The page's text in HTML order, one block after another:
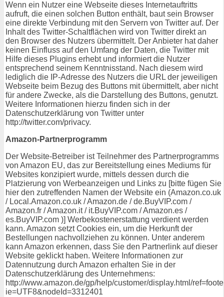
Wenn ein Nutzer eine Webseite dieses Internetauftritts
aufruft, die einen solchen Button enthält, baut sein Browser
eine direkte Verbindung mit den Servern von Twitter auf. Der
Inhalt des Twitter-Schaltflächen wird von Twitter direkt an
den Browser des Nutzers übermittelt. Der Anbieter hat daher
keinen Einfluss auf den Umfang der Daten, die Twitter mit
Hilfe dieses Plugins erhebt und informiert die Nutzer
entsprechend seinem Kenntnisstand. Nach diesem wird
lediglich die IP-Adresse des Nutzers die URL der jeweiligen
Webseite beim Bezug des Buttons mit übermittelt, aber nicht
für andere Zwecke, als die Darstellung des Buttons, genutzt.
Weitere Informationen hierzu finden sich in der
Datenschutzerklärung von Twitter unter
http://twitter.com/privacy.
Amazon-Partnerprogramm
Der Website-Betreiber ist Teilnehmer des Partnerprogramms
von Amazon EU, das zur Bereitstellung eines Mediums für
Websites konzipiert wurde, mittels dessen durch die
Platzierung von Werbeanzeigen und Links zu [bitte fügen Sie
hier den zutreffenden Namen der Website ein (Amazon.co.uk
/ Local.Amazon.co.uk / Amazon.de / de.BuyVIP.com /
Amazon.fr / Amazon.it / it.BuyVIP.com / Amazon.es /
es.BuyVIP.com )] Werbekostenerstattung verdient werden
kann. Amazon setzt Cookies ein, um die Herkunft der
Bestellungen nachvollziehen zu können. Unter anderem
kann Amazon erkennen, dass Sie den Partnerlink auf dieser
Website geklickt haben. Weitere Informationen zur
Datennutzung durch Amazon erhalten Sie in der
Datenschutzerklärung des Unternehmens:
http://www.amazon.de/gp/help/customer/display.html/
ie=UTF8&nodeId=3312401